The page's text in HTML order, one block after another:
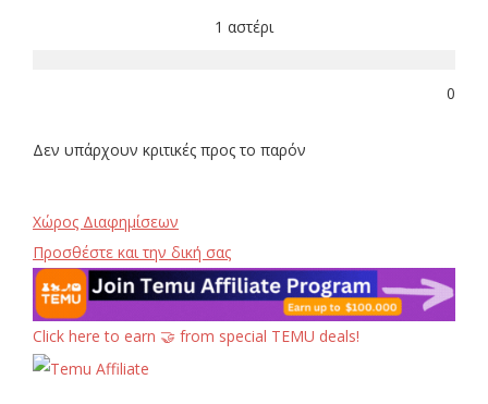
1 αστέρι
0
Δεν υπάρχουν κριτικές προς το παρόν
Χώρος Διαφημίσεων
Προσθέστε και την δική σας
Click here to earn 🤝 from special TEMU deals!